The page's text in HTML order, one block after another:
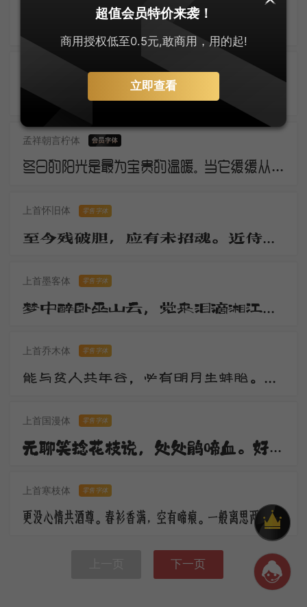
零售字体
孟祥朝言柠体
冬日的阳光是最为宝贵的温暖。当它缓缓从地平线上冒出，万物仿佛都被唤醒了。虽然空气仍然寒冷，但是阳光的温暖让人们感觉到了春天的气息。这是冬日的独特之处，冷冽而温暖，让人欲罢不能。
上首怀旧体 零售字体
至今残破胆，应有未招魂。近侍归京邑，移官岂至尊。无才日衰老，驻马望千门。
上首墨客体 零售字体
梦中醉卧巫山云，觉来泪滴湘江水。湘江两岸花木深，美人不见愁人心。含愁更奏绿绮琴，调高弦绝无知音。
上首乔木体 零售字体
能与贫人共年谷，必有明月生蚌胎。山随宴坐图画出，水作夜窗风雨来。观水观山皆得妙，更将何物污灵台。
上首国漫体 零售字体
无聊笑捻花枝说，处处鹃啼血。好花须映好楼台，休傍秦关蜀栈战场开。倚楼极目深愁绪，更对东风语。
上首寒枝体 零售字体
更没心情共酒尊。春衫香满，空有啼痕。一般离思两销魂，马上黄昏，楼上黄昏。
下一页
超值会员特价来袭！
商用授权低至0.5元,敢商用，用的起!
立即查看